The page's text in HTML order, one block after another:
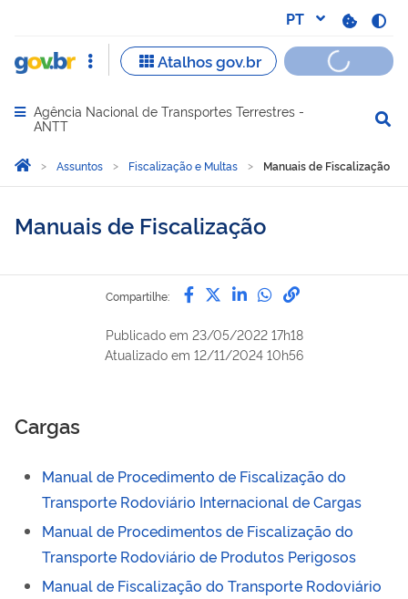
Abrir menu principal de navegação
Agência Nacional de Transportes Terrestres -
ANTT
Você está aqui:
Página Inicial
Assuntos Fiscalização e Multas Manuais de Fiscalização
Manuais de Fiscalização
Compartilhe: Compartilhe por Facebook
Compartilhe por Twitter
Compartilhe por
Compartilhe
link para
Publicado em 23/05/2022 17h18
Atualizado em 12/11/2024 10h56
Cargas
Manual de Procedimento de Fiscalização do
Transporte Rodoviário Internacional de Cargas
Manual de Procedimentos de Fiscalização do
Transporte Rodoviário de Produtos Perigosos
Manual de Fiscalização do Transporte Rodoviário